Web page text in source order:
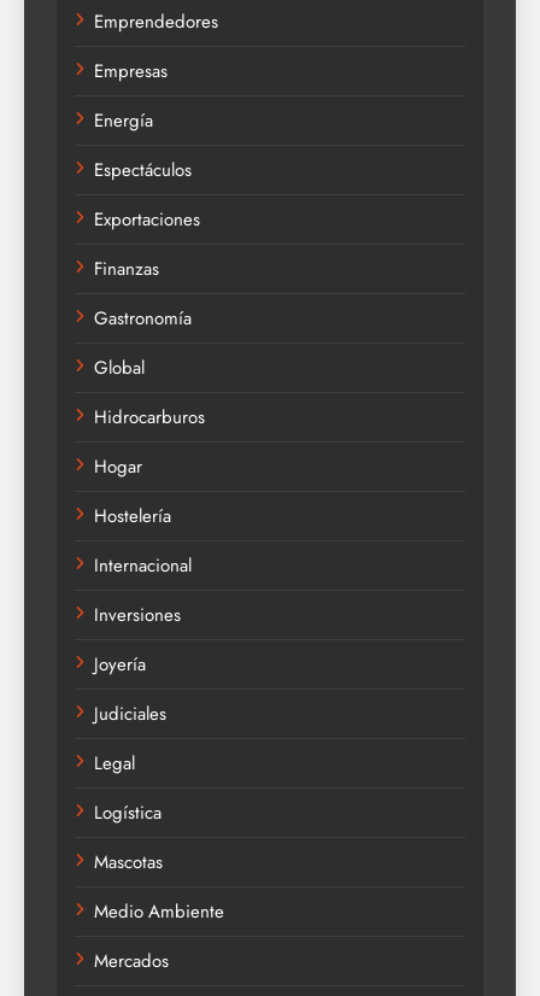
Emprendedores
Empresas
Energía
Espectáculos
Exportaciones
Finanzas
Gastronomía
Global
Hidrocarburos
Hogar
Hostelería
Internacional
Inversiones
Joyería
Judiciales
Legal
Logística
Mascotas
Medio Ambiente
Mercados